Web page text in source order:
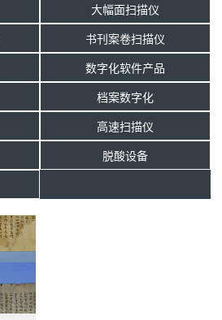
大幅面扫描仪
书刊案卷扫描仪
数字化软件产品
档案数字化
高速扫描仪
脱酸设备